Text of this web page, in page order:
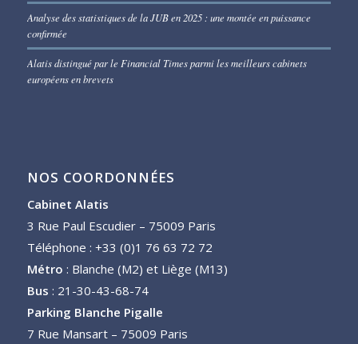
Analyse des statistiques de la JUB en 2025 : une montée en puissance
confirmée
Alatis distingué par le Financial Times parmi les meilleurs cabinets
européens en brevets
NOS COORDONNÉES
Cabinet Alatis
3 Rue Paul Escudier – 75009 Paris
Téléphone : +33 (0)1 76 63 72 72
Métro : Blanche (M2) et Liège (M13)
Bus : 21-30-43-68-74
Parking Blanche Pigalle
7 Rue Mansart – 75009 Paris